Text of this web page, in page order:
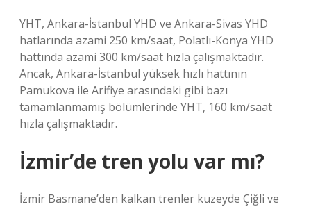
YHT, Ankara-İstanbul YHD ve Ankara-Sivas YHD
hatlarında azami 250 km/saat, Polatlı-Konya YHD
hattında azami 300 km/saat hızla çalışmaktadır.
Ancak, Ankara-İstanbul yüksek hızlı hattının
Pamukova ile Arifiye arasındaki gibi bazı
tamamlanmamış bölümlerinde YHT, 160 km/saat
hızla çalışmaktadır.
İzmir’de tren yolu var mı?
İzmir Basmane’den kalkan trenler kuzeyde Çiğli ve